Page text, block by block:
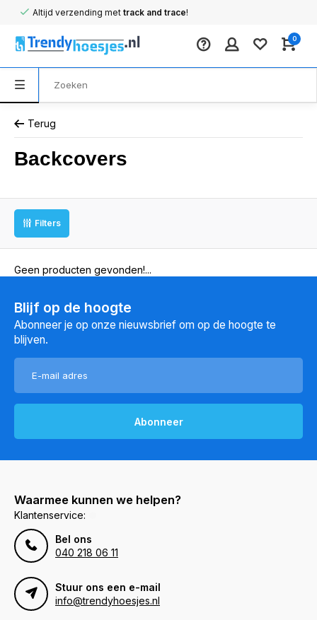
Altijd verzending mettrack and trace!
0
Terug
Backcovers
Filters
Geen producten gevonden!...
Blijf op de hoogte
Abonneer je op onze nieuwsbrief om op de hoogte te
blijven.
Abonneer
Waarmee kunnen we helpen?
Klantenservice:
Bel ons
040 218 06 11
Stuur ons een e-mail
info@trendyhoesjes.nl